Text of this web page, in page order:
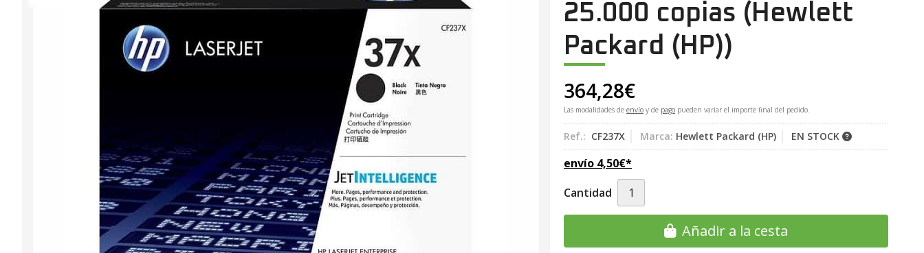
25.000 copias (Hewlett
Packard (HP))
364,28€
Las modalidades de envío y de pago pueden variar el importe final del pedido.
Ref.: CF237X Marca: Hewlett Packard (HP) EN STOCK
envío 4,50€*
Cantidad
Añadir a la cesta